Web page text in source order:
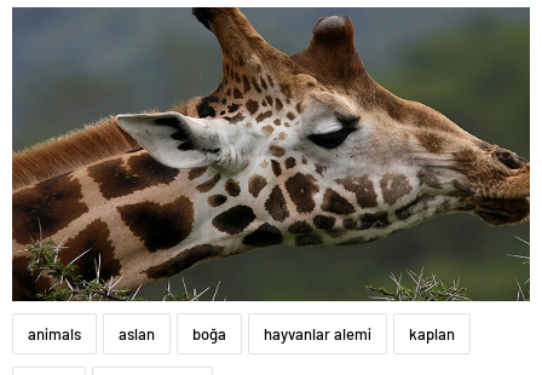
animals aslan boğa hayvanlar alemi kaplan